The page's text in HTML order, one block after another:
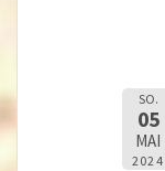
SO.
05
MAI
2024